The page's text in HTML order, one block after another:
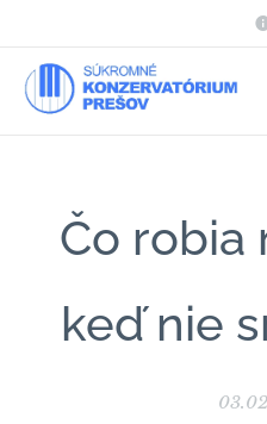
Čo robia
keď nie